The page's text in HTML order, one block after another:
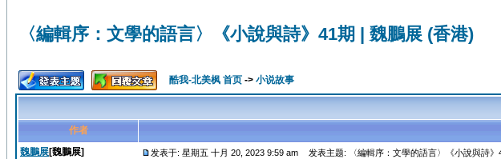
〈編輯序：文學的語言〉《小說與詩》41期 | 魏鵬展 (香港)
酷我-北美枫 首页 -> 小说故事
作者
魏鵬展[魏鵬展]
发表于: 星期五 十月 20, 2023 9:59 am 发表主题: 〈編輯序：文學的語言〉《小說與詩》